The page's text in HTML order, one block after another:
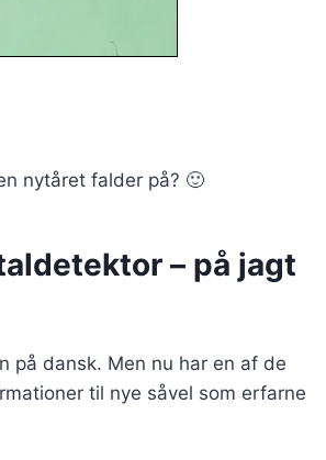
nytåret falder på? 🙂
– på jagt
på dansk. Men nu har en af de
til nye såvel som erfarne